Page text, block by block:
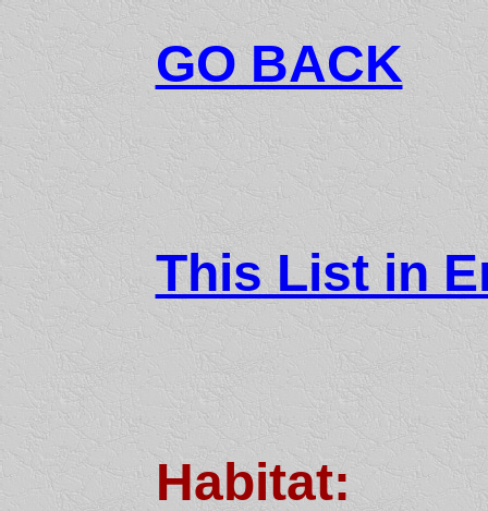
GO BACK
This List in
Habitat: